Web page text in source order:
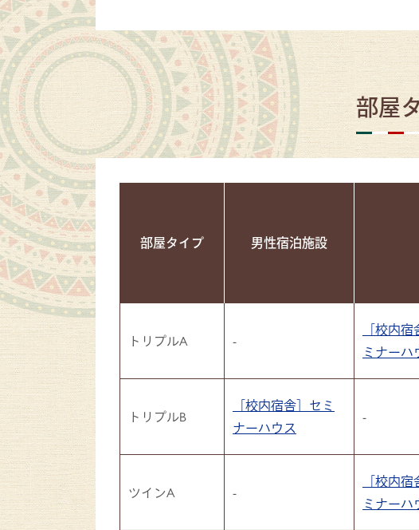
部屋
部屋タイプ 男性宿泊施設
トリプルA -
［校内
ミナーハ
トリプルB
［校内宿舎］セミ
ナーハウス
-
ツインA -
［校内
ミナーハ